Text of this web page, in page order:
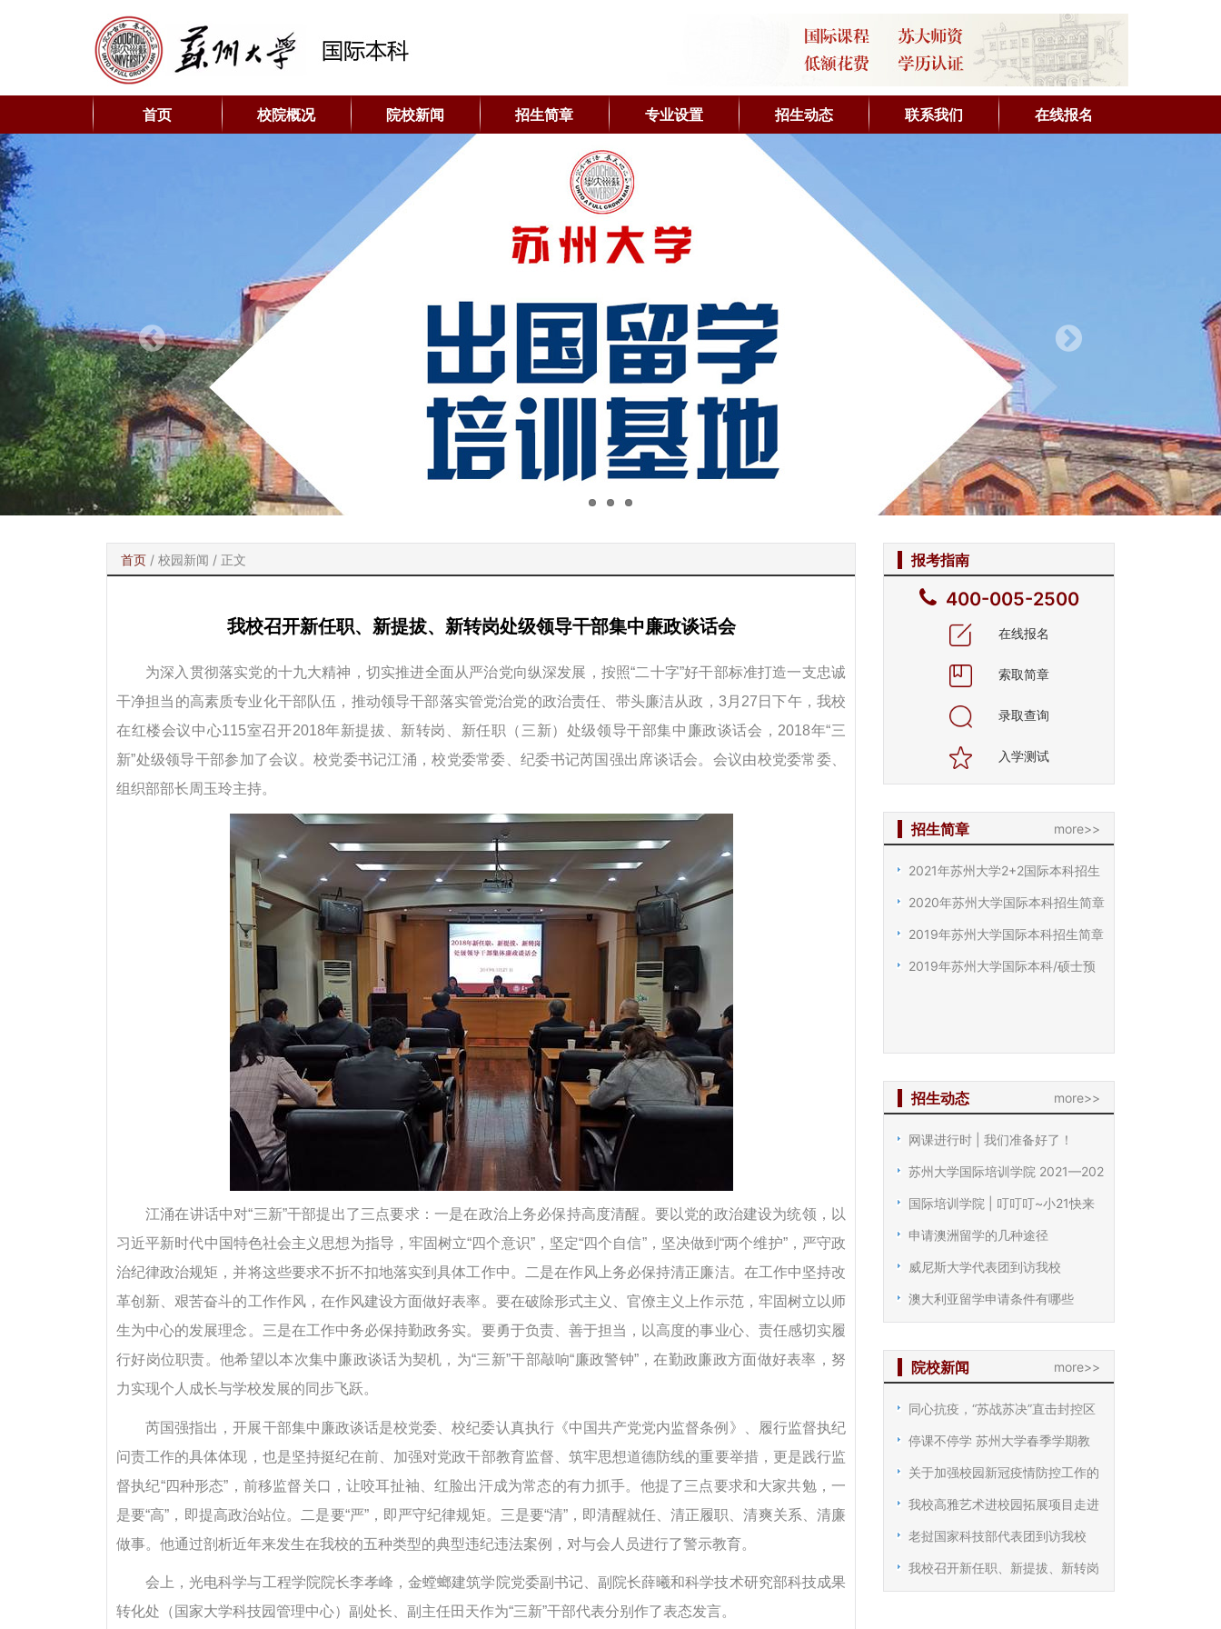
首页 校院概况 院校新闻 招生简章 专业设置 招生动态 联系我们 在线报名
首页 / 校园新闻 / 正文
我校召开新任职、新提拔、新转岗处级领导干部集中廉政谈话会
为深入贯彻落实党的十九大精神，切实推进全面从严治党向纵深发展，按照“二十字”好干部标准打造一支忠诚
干净担当的高素质专业化干部队伍，推动领导干部落实管党治党的政治责任、带头廉洁从政， 3 月 27 日下午，我校
在红楼会议中心115室召开2018年新提拔、新转岗、新任职（三新）处级领导干部集中廉政谈话会， 2018年“三
新”处级领导干部参加了会议。校党委书记江涌，校党委常委、纪委书记芮国强出席谈话会。会议由校党委常委、
组织部部长周玉玲主持。
江涌在讲话中对“三新”干部提出了三点要求：一是在政治上务必保持高度清醒。要以党的政治建设为统领，以
习近平新时代中国特色社会主义思想为指导，牢固树立“四个意识”，坚定“四个自信”，坚决做到“两个维护”，严守政
治纪律政治规矩，并将这些要求不折不扣地落实到具体工作中。二是在作风上务必保持清正廉洁。在工作中坚持改
革创新、艰苦奋斗的工作作风，在作风建设方面做好表率。要在破除形式主义、官僚主义上作示范，牢固树立以师
生为中心的发展理念。三是在工作中务必保持勤政务实。要勇于负责、善于担当，以高度的事业心、责任感切实履
行好岗位职责。他希望以本次集中廉政谈话为契机，为“三新”干部敲响“廉政警钟”，在勤政廉政方面做好表率，努
力实现个人成长与学校发展的同步飞跃。
芮国强指出，开展干部集中廉政谈话是校党委、校纪委认真执行《中国共产党党内监督条例》、履行监督执纪
问责工作的具体体现，也是坚持挺纪在前、加强对党政干部教育监督、筑牢思想道德防线的重要举措，更是践行监
督执纪“四种形态”，前移监督关口，让咬耳扯袖、红脸出汗成为常态的有力抓手。他提了三点要求和大家共勉，一
是要“高”，即提高政治站位。二是要“严”，即严守纪律规矩。三是要“清”，即清醒就任、清正履职、清爽关系、清廉
做事。他通过剖析近年来发生在我校的五种类型的典型违纪违法案例，对与会人员进行了警示教育。
会上，光电科学与工程学院院长李孝峰，金螳螂建筑学院党委副书记、副院长薛曦和科学技术研究部科技成果
转化处（国家大学科技园管理中心）副处长、副主任田天作为“三新”干部代表分别作了表态发言。
报考指南
400-005-2500
在线报名
索取简章
录取查询
入学测试
招生简章 more>>
2021年苏州大学2+2国际本科招生
2020年苏州大学国际本科招生简章
2019年苏州大学国际本科招生简章
2019年苏州大学国际本科/硕士预
招生动态 more>>
网课进行时 | 我们准备好了！
苏州大学国际培训学院 2021—202
国际培训学院 | 叮叮叮~小21快来
申请澳洲留学的几种途径
威尼斯大学代表团到访我校
澳大利亚留学申请条件有哪些
院校新闻 more>>
同心抗疫，“苏战苏决”直击封控区
停课不停学 苏州大学春季学期教
关于加强校园新冠疫情防控工作的
我校高雅艺术进校园拓展项目走进
老挝国家科技部代表团到访我校
我校召开新任职、新提拔、新转岗